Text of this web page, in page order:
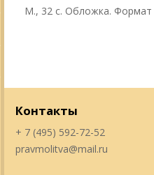
М., 32 с. Обложка. Формат
Контакты
+ 7 (495) 592-72-52
pravmolitva@mail.ru